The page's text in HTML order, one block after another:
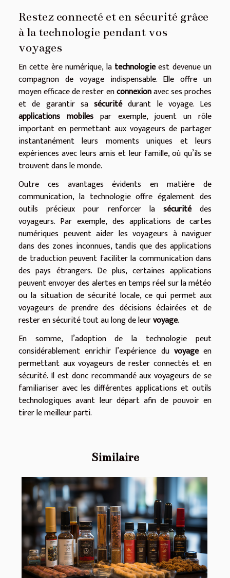
Restez connecté et en sécurité grâce
à la technologie pendant vos
voyages
En cette ère numérique, la technologieest devenue un
compagnon de voyage indispensable. Elle offre un
moyen efficace de rester enconnexionavec ses proches
et de garantir sa sécuritédurant le voyage. Les
applications mobilespar exemple, jouent un rôle
important en permettant aux voyageurs de partager
instantanément leurs moments uniques et leurs
expériences avec leurs amis et leur famille, où qu’ils se
trouvent dans le monde.
Outre ces avantages évidents en matière de
communication, la technologie offre également des
outils précieux pour renforcer la sécuritédes
voyageurs. Par exemple, des applications de cartes
numériques peuvent aider les voyageurs à naviguer
dans des zones inconnues, tandis que des applications
de traduction peuvent faciliter la communication dans
des pays étrangers. De plus, certaines applications
peuvent envoyer des alertes en temps réel sur la météo
ou la situation de sécurité locale, ce qui permet aux
voyageurs de prendre des décisions éclairées et de
rester en sécurité tout au long de leurvoyage.
En somme, l’adoption de la technologie peut
considérablement enrichir l’expérience du voyageen
permettant aux voyageurs de rester connectés et en
sécurité. Il est donc recommandé aux voyageurs de se
familiariser avec les différentes applications et outils
technologiques avant leur départ afin de pouvoir en
tirer le meilleur parti.
Similaire